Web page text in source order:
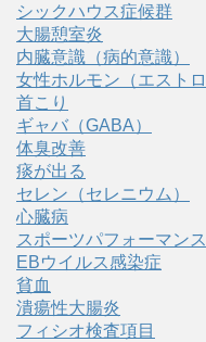
シックハウス症候群
大腸憩室炎
内臓意識（病的意識）
女性ホルモン（エスト
首こり
ギャバ（GABA）
体臭改善
痰が出る
セレン（セレニウム）
心臓病
スポーツパフォーマン
EBウイルス感染症
貧血
潰瘍性大腸炎
フィシオ検査項目